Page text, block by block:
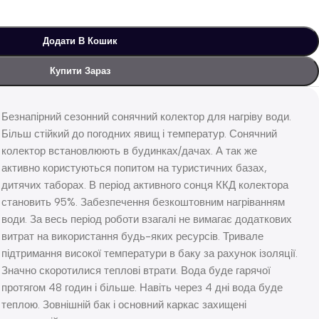
Додати В Кошик
Купити Зараз
Безнапірний сезонний сонячний колектор для нагріву води.
Більш стійкий до погодних явищ і температур. Сонячний
колектор встановлюють в будинках/дачах. А так же
активно користуються попитом на туристичних базах,
дитячих таборах. В період активного сонця ККД колектора
становить 95%. Забезпечення безкоштовним нагріванням
води. За весь період роботи взагалі не вимагає додаткових
витрат на використання будь-яких ресурсів. Тривале
підтримання високої температури в баку за рахунок ізоляції.
Значно скоротилися теплові втрати. Вода буде гарячої
протягом 48 годин і більше. Навіть через 4 дні вода буде
теплою. Зовнішній бак і основний каркас захищені